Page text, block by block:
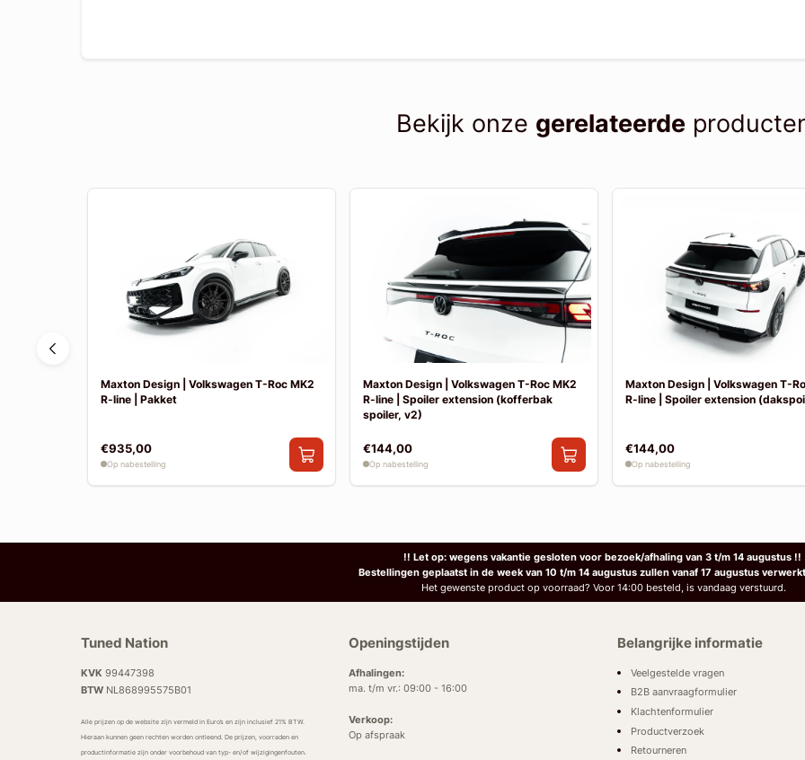
Bekijk onze gerelateerde
Maxton Design | Volkswagen T-Roc MK2
R-line | Pakket
€935,00
Op nabestelling
Maxton Design | Volkswagen T-Roc MK2
R-line | Spoiler extension (kofferbak
spoiler, v2)
€144,00
Op nabestelling
Maxton Design | Volkswagen T-
R-line | Spoiler extension
€144,00
Op nabestelling
!! Let op: wegens vakantie gesloten voor bezoek/afhaling van 3 t/m 14 augustus !!
Bestellingen geplaatst in de week van 10 t/m 14 augustus zullen vanaf 17 augustus
Het gewenste product op voorraad? Voor 14:00 besteld, is vandaag verstuurd.
Tuned Nation
KVK 99447398
BTWNL868995575B01
Alle prijzen op de website zijn vermeld in Euro’s en zijn inclusief 21% BTW.
Hieraan kunnen geen rechten worden ontleend. De prijzen, voorraden en
productinformatie zijn onder voorbehoud van typ- en/of wijzigingenfouten.
Openingstijden
Afhalingen:
ma. t/m vr.: 09:00 - 16:00
Verkoop:
Op afspraak
Belangrijke informatie
Veelgestelde vragen
B2B aanvraagformulier
Klachtenformulier
Productverzoek
Retourneren